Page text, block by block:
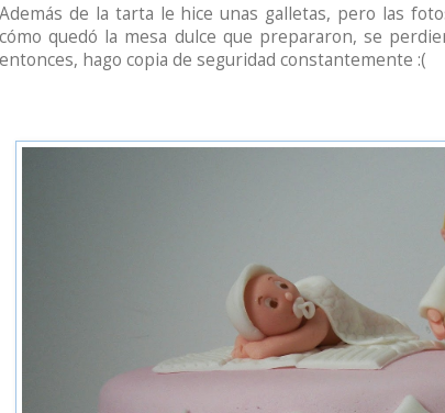
Además de la tarta le hice unas galletas, pero las
cómo quedó la mesa dulce que prepararon, se
entonces, hago copia de seguridad constantemente :(